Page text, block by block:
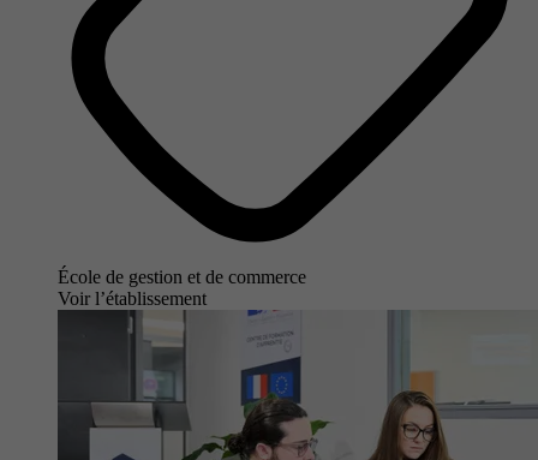
École de gestion et de commerce
Voir l’établissement